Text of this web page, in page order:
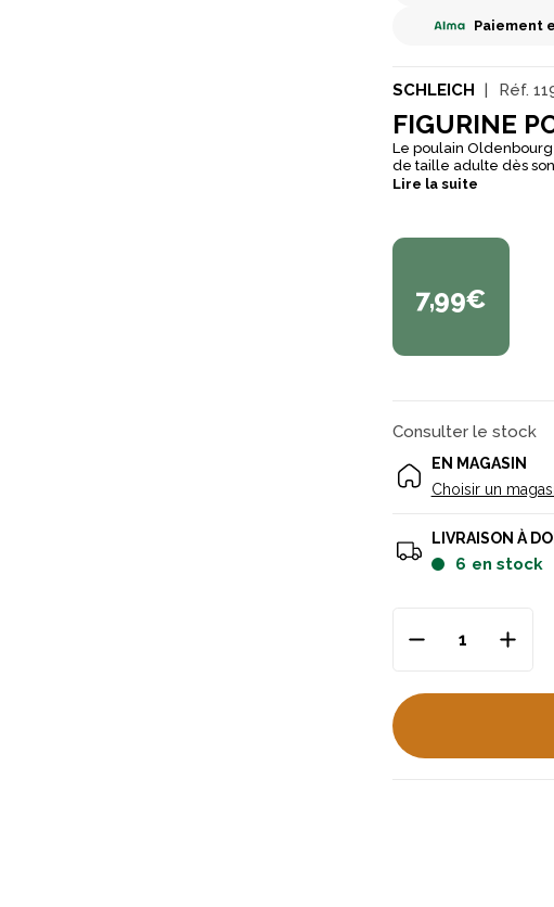
Paiement
SCHLEICH Réf.
FIGURINE
Le poulain
de taille adulte dès
particulièrement
Lire la suite
7,99€
Consulter le stock
EN MAGASIN
Choisir un
LIVRAISON À
6 en stock